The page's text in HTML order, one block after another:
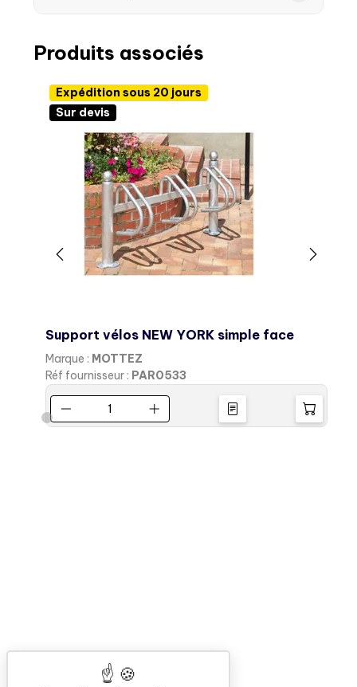
Produits associés
Expédition sous 20 jours
Sur devis
Support vélos NEW YORK simple face
Marque : MOTTEZ
Réf fournisseur : PAR0533